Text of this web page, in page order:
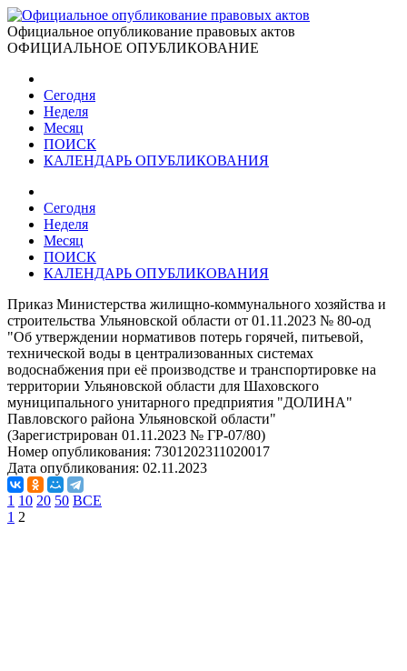
Официальное опубликование правовых актов
ОФИЦИАЛЬНОЕ ОПУБЛИКОВАНИЕ
Сегодня
Неделя
Месяц
ПОИСК
КАЛЕНДАРЬ ОПУБЛИКОВАНИЯ
Сегодня
Неделя
Месяц
ПОИСК
КАЛЕНДАРЬ ОПУБЛИКОВАНИЯ
Приказ Министерства жилищно-коммунального хозяйства и
строительства Ульяновской области от 01.11.2023 № 80-од
"Об утверждении нормативов потерь горячей, питьевой,
технической воды в централизованных системах
водоснабжения при её производстве и транспортировке на
территории Ульяновской области для Шаховского
муниципального унитарного предприятия "ДОЛИНА"
Павловского района Ульяновской области"
(Зарегистрирован 01.11.2023 № ГР-07/80)
Номер опубликования: 7301202311020017
Дата опубликования: 02.11.2023
1 10 20 50 ВСЕ
1 2